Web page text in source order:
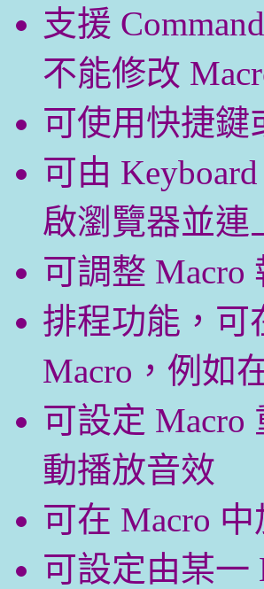
支援
不能修改
可使用快捷鍵
可由
啟瀏覽器並連
可調整 Macro
排程功能，可
Macro，例如
可設定 Macro
動播放音效
可在 Macro
可設定由某一